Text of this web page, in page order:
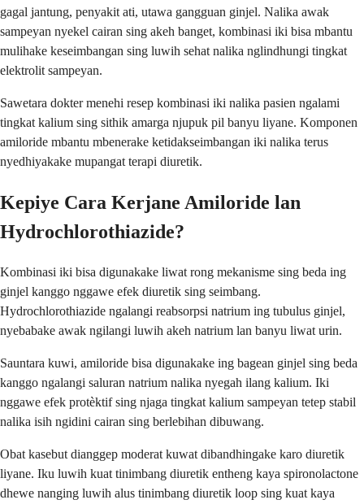
gagal jantung, penyakit ati, utawa gangguan ginjel. Nalika awak
sampeyan nyekel cairan sing akeh banget, kombinasi iki bisa mbantu
mulihake keseimbangan sing luwih sehat nalika nglindhungi tingkat
elektrolit sampeyan.
Sawetara dokter menehi resep kombinasi iki nalika pasien ngalami
tingkat kalium sing sithik amarga njupuk pil banyu liyane. Komponen
amiloride mbantu mbenerake ketidakseimbangan iki nalika terus
nyedhiyakake mupangat terapi diuretik.
Kepiye Cara Kerjane Amiloride lan
Hydrochlorothiazide?
Kombinasi iki bisa digunakake liwat rong mekanisme sing beda ing
ginjel kanggo nggawe efek diuretik sing seimbang.
Hydrochlorothiazide ngalangi reabsorpsi natrium ing tubulus ginjel,
nyebabake awak ngilangi luwih akeh natrium lan banyu liwat urin.
Sauntara kuwi, amiloride bisa digunakake ing bagean ginjel sing beda
kanggo ngalangi saluran natrium nalika nyegah ilang kalium. Iki
nggawe efek protèktif sing njaga tingkat kalium sampeyan tetep stabil
nalika isih ngidini cairan sing berlebihan dibuwang.
Obat kasebut dianggep moderat kuwat dibandhingake karo diuretik
liyane. Iku luwih kuat tinimbang diuretik entheng kaya spironolactone
dhewe nanging luwih alus tinimbang diuretik loop sing kuat kaya